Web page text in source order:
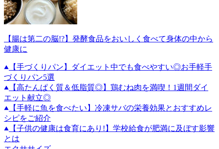
【腸は第二の脳!?】発酵食品をおいしく食べて身体の中から
健康に
【手づくりパン】ダイエット中でも食べやすい◎お手軽手
づくりパン5選
【高たんぱく質＆低脂質◎】鶏むね肉を満喫！1週間ダイ
エット献立◎
【手軽に魚を食べたい】冷凍サバの栄養効果とおすすめレ
シピをご紹介
【子供の健康は食育にあり!】学校給食が肥満に及ぼす影響
とは